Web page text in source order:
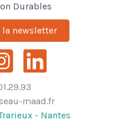
Durables
newsletter
maad.fr
- Nantes